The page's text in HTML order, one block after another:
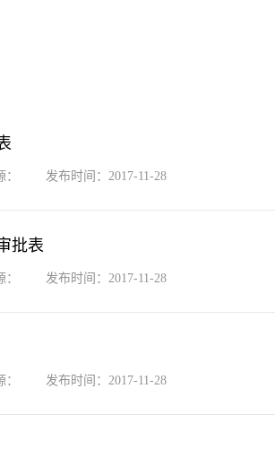
发布时间： 2017-11-28
批表
发布时间： 2017-11-28
发布时间： 2017-11-28